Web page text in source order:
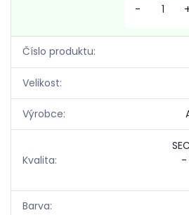
Číslo produktu:
Velikost:
Výrobce:
Kvalita:
-
Barva:
-